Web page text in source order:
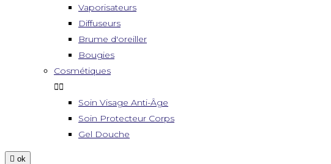
Vaporisateurs
Diffuseurs
Brume d'oreiller
Bougies
Cosmétiques

Soin Visage Anti-Âge
Soin Protecteur Corps
Gel Douche
 ok